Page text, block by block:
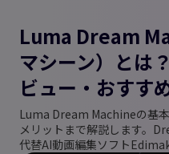
Luma Dream
マシーン）とは
ビュー・おすす
Luma Dream Machineの基
メリットまで解説します。
代替AI動画編集ソフト